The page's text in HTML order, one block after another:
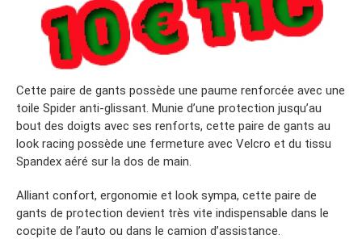
Cette paire de gants possède une paume renforcée avec une
toile Spider anti-glissant. Munie d’une protection jusqu’au
bout des doigts avec ses renforts, cette paire de gants au
look racing possède une fermeture avec Velcro et du tissu
Spandex aéré sur la dos de main.
Alliant confort, ergonomie et look sympa, cette paire de
gants de protection devient très vite indispensable dans le
cocpite de l’auto ou dans le camion d’assistance.